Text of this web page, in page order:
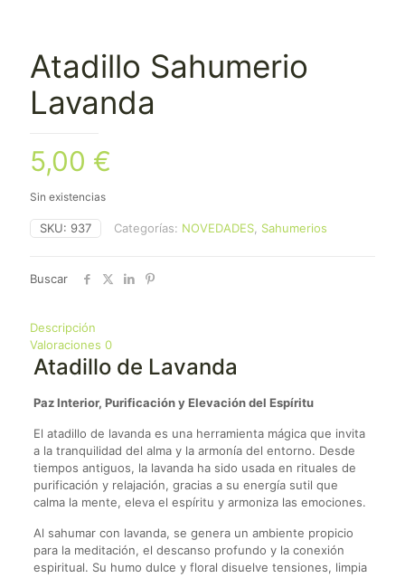
Atadillo Sahumerio
Lavanda
5,00 €
Sin existencias
SKU: 937 Categorías: NOVEDADES Sahumerios
Buscar
Descripción
Valoraciones 0
Atadillo de Lavanda
Paz Interior, Purificación y Elevación del Espíritu
El atadillo de lavanda es una herramienta mágica que invita
a la tranquilidad del alma y la armonía del entorno. Desde
tiempos antiguos, la lavanda ha sido usada en rituales de
purificación y relajación, gracias a su energía sutil que
calma la mente, eleva el espíritu y armoniza las emociones.
Al sahumar con lavanda, se genera un ambiente propicio
para la meditación, el descanso profundo y la conexión
espiritual. Su humo dulce y floral disuelve tensiones, limpia